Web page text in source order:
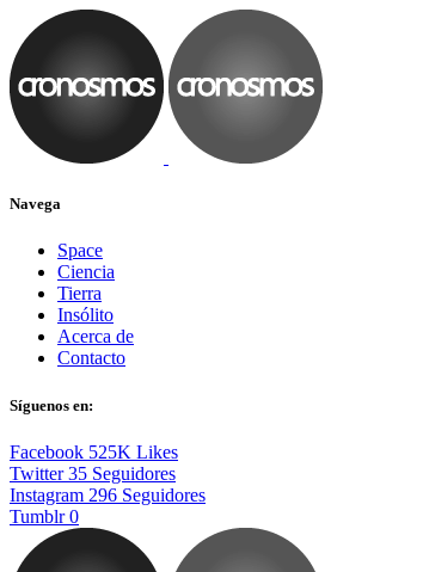
Navega
Space
Ciencia
Tierra
Insólito
Acerca de
Contacto
Síguenos en:
Facebook 525K Likes
Twitter 35 Seguidores
Instagram 296 Seguidores
Tumblr 0